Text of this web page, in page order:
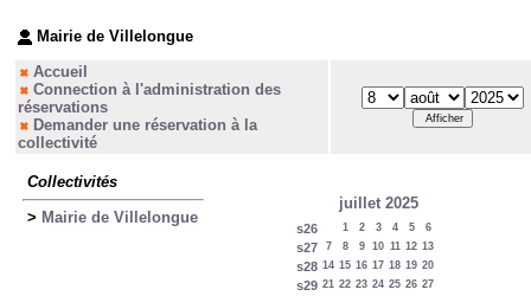
Mairie de Villelongue
Accueil
Connection à l'administration des
réservations
Demander une réservation à la
collectivité
Collectivités
> Mairie de Villelongue
juillet 2025
s26 1 2 3 4 5 6
s27 7 8 9 10 11 12 13
s28 14 15 16 17 18 19 20
s29 21 22 23 24 25 26 27